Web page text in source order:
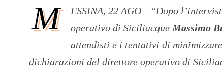
M ESSINA, 22 AGO – “Dopo
operativo di Siciliacque Massimo
attendisti e i tentativi di
dichiarazioni del direttore operativo di